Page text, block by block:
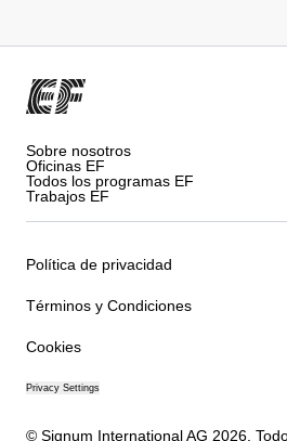
Sobre nosotros
Oficinas EF
Todos los programas EF
Trabajos EF
Política de privacidad
Términos y Condiciones
Cookies
Privacy Settings
© Signum International AG 2026.